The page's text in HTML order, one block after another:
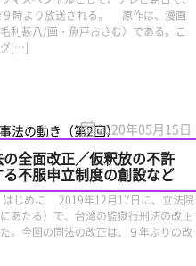
９時より放送される。 原作は、漫画
利甚八/画・魚戸おさむ）である。こ
グ[…]
法の動き（第2回）2020年05月15日
全面改正／仮釈放の不許
不服申立制度の創設など
じめに 2019年12月17日に、立法院
あたる）で、台湾の監獄行刑法の改正
。今回の同法の改正は、９年ぶりの改